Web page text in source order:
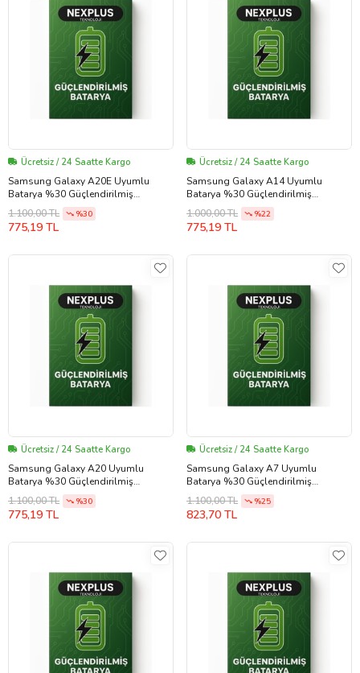
Ücretsiz / 24 Saatte Kargo
Samsung Galaxy A20E Uyumlu
Batarya %30 Güçlendirilmiş
(EBBA202ABU)
1.100,00 TL %30
775,19 TL
Ücretsiz / 24 Saatte Kargo
Samsung Galaxy A14 Uyumlu
Batarya %30 Güçlendirilmiş
(SCUDWTW1)
1.000,00 TL %22
775,19 TL
Ücretsiz / 24 Saatte Kargo
Samsung Galaxy A20 Uyumlu
Batarya %30 Güçlendirilmiş
(EBBA505ABU)
1.100,00 TL %30
775,19 TL
Ücretsiz / 24 Saatte Kargo
Samsung Galaxy A7 Uyumlu
Batarya %30 Güçlendirilmiş
(EBBA700ABE)
1.100,00 TL %25
823,70 TL